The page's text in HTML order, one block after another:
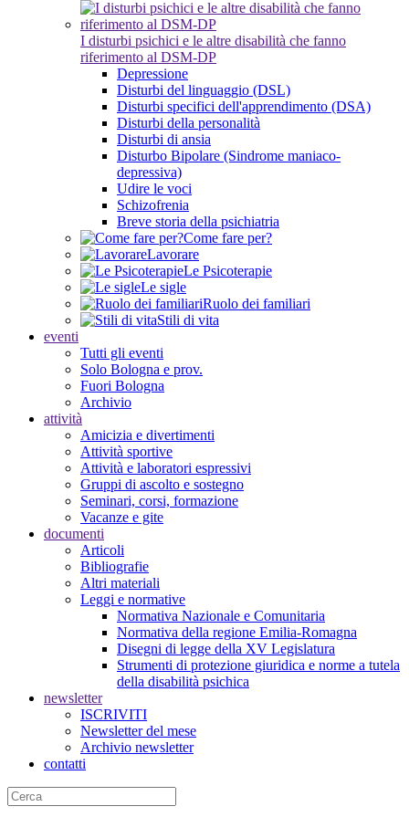
I disturbi psichici e le altre disabilità che fanno
riferimento al DSM-DP
Depressione
Disturbi del linguaggio (DSL)
Disturbi specifici dell'apprendimento (DSA)
Disturbi della personalità
Disturbi di ansia
Disturbo Bipolare (Sindrome maniaco-
depressiva)
Udire le voci
Schizofrenia
Breve storia della psichiatria
Come fare per?
Lavorare
Le Psicoterapie
Le sigle
Ruolo dei familiari
Stili di vita
eventi
Tutti gli eventi
Solo Bologna e prov.
Fuori Bologna
Archivio
attività
Amicizia e divertimenti
Attività sportive
Attività e laboratori espressivi
Gruppi di ascolto e sostegno
Seminari, corsi, formazione
Vacanze e gite
documenti
Articoli
Bibliografie
Altri materiali
Leggi e normative
Normativa Nazionale e Comunitaria
Normativa della regione Emilia-Romagna
Disegni di legge della XV Legislatura
Strumenti di protezione giuridica e norme a tutela
della disabilità psichica
newsletter
ISCRIVITI
Newsletter del mese
Archivio newsletter
contatti